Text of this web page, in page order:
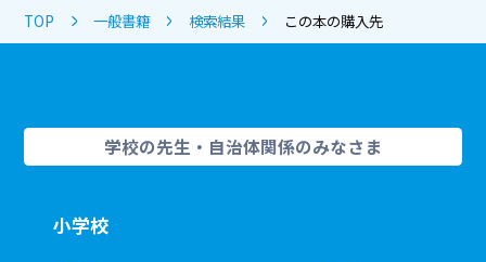
TOP 一般書籍 検索結果 この本の購入先
学校の先生・自治体関係のみなさま
小学校